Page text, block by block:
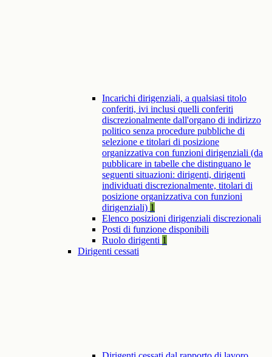
Incarichi dirigenziali, a qualsiasi titolo
conferiti, ivi inclusi quelli conferiti
discrezionalmente dall'organo di indirizzo
politico senza procedure pubbliche di
selezione e titolari di posizione
organizzativa con funzioni dirigenziali (da
pubblicare in tabelle che distinguano le
seguenti situazioni: dirigenti, dirigenti
individuati discrezionalmente, titolari di
posizione organizzativa con funzioni
dirigenziali) 1
Elenco posizioni dirigenziali discrezionali
Posti di funzione disponibili
Ruolo dirigenti 1
Dirigenti cessati